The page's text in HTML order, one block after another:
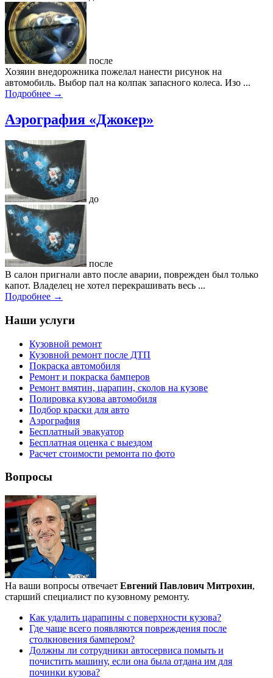
после
Хозяин внедорожника пожелал нанести рисунок на
автомобиль. Выбор пал на колпак запасного колеса. Изо ...
Подробнее →
Аэрография «Джокер»
до
после
В салон пригнали авто после аварии, поврежден был только
капот. Владелец не хотел перекрашивать весь ...
Подробнее →
Наши услуги
Кузовной ремонт
Кузовной ремонт после ДТП
Покраска автомобиля
Ремонт и покраска бамперов
Ремонт вмятин, царапин, сколов на кузове
Полировка кузова автомобиля
Подбор краски для авто
Аэрография
Бесплатный эвакуатор
Бесплатная оценка с выездом
Расчет стоимости ремонта по фото
Вопросы
На ваши вопросы отвечает Евгений Павлович Митрохин,
старший специалист по кузовному ремонту.
Как удалить царапины с поверхности кузова?
Где чаще всего появляются повреждения после
столкновения бампером?
Должны ли сотрудники автосервиса помыть и
почистить машину, если она была отдана им для
починки кузова?